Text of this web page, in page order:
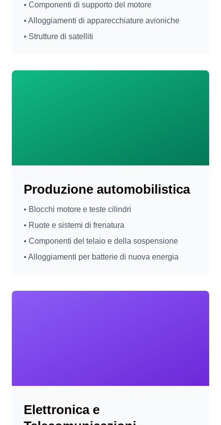
• Componenti di supporto del motore
• Alloggiamenti di apparecchiature avioniche
• Strutture di satelliti
Produzione automobilistica
• Blocchi motore e teste cilindri
• Ruote e sistemi di frenatura
• Componenti del telaio e della sospensione
• Alloggiamenti per batterie di nuova energia
Elettronica e